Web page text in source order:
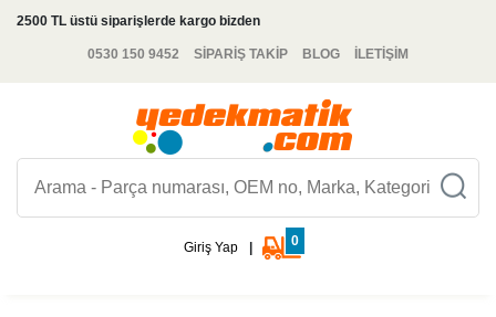
2500 TL üstü siparişlerde kargo bizden
0530 150 9452 SİPARİŞ TAKİP BLOG İLETİŞİM
Giriş Yap 0